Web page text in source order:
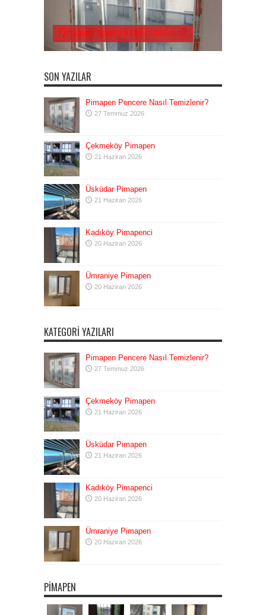
Pimapen Pencere Nasıl Temizlenir?
SON YAZILAR
Pimapen Pencere Nasıl Temizlenir?
27 Temmuz 2026
Çekmeköy Pimapen
21 Haziran 2026
Üsküdar Pimapen
21 Haziran 2026
Kadıköy Pimapenci
20 Haziran 2026
Ümraniye Pimapen
20 Haziran 2026
KATEGORI YAZILARI
Pimapen Pencere Nasıl Temizlenir?
27 Temmuz 2026
Çekmeköy Pimapen
21 Haziran 2026
Üsküdar Pimapen
21 Haziran 2026
Kadıköy Pimapenci
20 Haziran 2026
Ümraniye Pimapen
20 Haziran 2026
PIMAPEN